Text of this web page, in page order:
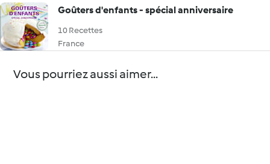
Goûters d'enfants - spécial anniversaire
10 Recettes
France
Vous pourriez aussi aimer...